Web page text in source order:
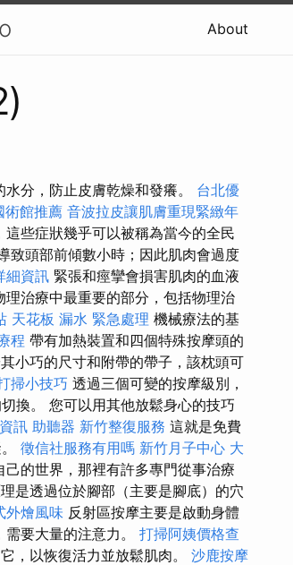
About
分，防止皮膚乾燥和發癢。 台北優
術館推薦 音波拉皮讓肌膚重現緊緻年
些症狀幾乎可以被稱為當今的全民
致頭部前傾數小時；因此肌肉會過度
細資訊 緊張和痙攣會損害肌肉的血液
治療中最重要的部分，包括物理治
天花板 漏水 緊急處理 機械療法的基
程 帶有加熱裝置和四個特殊按摩頭的
小巧的尺寸和附帶的帶子，該枕頭可
掃小技巧 透過三個可變的按摩級別，
換。 您可以用其他放鬆身心的技巧
訊 助聽器 新竹整復服務 這就是免費
徵信社服務有用嗎 新竹月子中心 大
的世界，那裡有許多專門從事治療
是透過位於腳部（主要是腳底）的穴
外燴風味 反射區按摩主要是啟動身體
要大量的注意力。 打掃阿姨價格查
，以恢復活力並放鬆肌肉。 沙鹿按摩